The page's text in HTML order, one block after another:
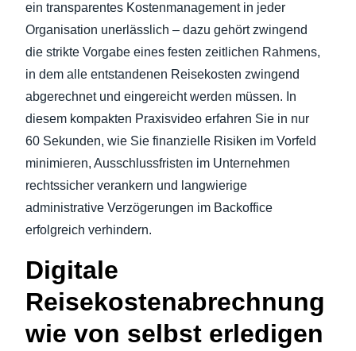
Finland (English)
España (Español)
ein transparentes Kostenmanagement in jeder
Organisation unerlässlich – dazu gehört zwingend
die strikte Vorgabe eines festen zeitlichen Rahmens,
in dem alle entstandenen Reisekosten zwingend
abgerechnet und eingereicht werden müssen. In
diesem kompakten Praxisvideo erfahren Sie in nur
60 Sekunden, wie Sie finanzielle Risiken im Vorfeld
minimieren, Ausschlussfristen im Unternehmen
rechtssicher verankern und langwierige
administrative Verzögerungen im Backoffice
erfolgreich verhindern.
Digitale
Reisekostenabrechnung
wie von selbst erledigen